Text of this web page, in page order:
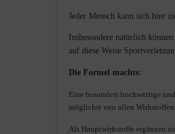
Jeder Mensch kann sich hier
Insbesondere natürlich
auf diese Weise
Die Formel machts:
Eine besonders hochwertige
möglichst von allen Wirkstoffen
Als Hauptwirkstoffe ergänzen